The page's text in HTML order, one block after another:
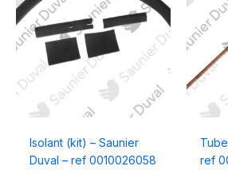
Isolant (kit) – Saunier
Duval – ref 0010026058
ref